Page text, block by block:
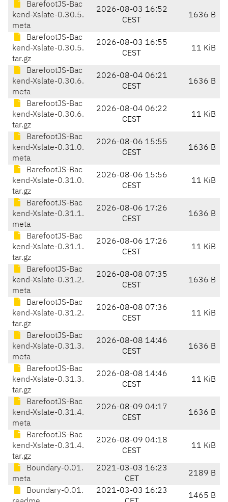
BarefootJS-Bac
kend-Xslate-0.30.5.
meta
2026-08-03 16:52
CEST
1636 B
BarefootJS-Bac
kend-Xslate-0.30.5.
tar.gz
2026-08-03 16:55
CEST
11 KiB
BarefootJS-Bac
kend-Xslate-0.30.6.
meta
2026-08-04 06:21
CEST
1636 B
BarefootJS-Bac
kend-Xslate-0.30.6.
tar.gz
2026-08-04 06:22
CEST
11 KiB
BarefootJS-Bac
kend-Xslate-0.31.0.
meta
2026-08-06 15:55
CEST
1636 B
BarefootJS-Bac
kend-Xslate-0.31.0.
tar.gz
2026-08-06 15:56
CEST
11 KiB
BarefootJS-Bac
kend-Xslate-0.31.1.
meta
2026-08-06 17:26
CEST
1636 B
BarefootJS-Bac
kend-Xslate-0.31.1.
tar.gz
2026-08-06 17:26
CEST
11 KiB
BarefootJS-Bac
kend-Xslate-0.31.2.
meta
2026-08-08 07:35
CEST
1636 B
BarefootJS-Bac
kend-Xslate-0.31.2.
tar.gz
2026-08-08 07:36
CEST
11 KiB
BarefootJS-Bac
kend-Xslate-0.31.3.
meta
2026-08-08 14:46
CEST
1636 B
BarefootJS-Bac
kend-Xslate-0.31.3.
tar.gz
2026-08-08 14:46
CEST
11 KiB
BarefootJS-Bac
kend-Xslate-0.31.4.
meta
2026-08-09 04:17
CEST
1636 B
BarefootJS-Bac
kend-Xslate-0.31.4.
tar.gz
2026-08-09 04:18
CEST
11 KiB
Boundary-0.01.
meta
2021-03-03 16:23
CET
2189 B
Boundary-0.01.
2021-03-03 16:23
1465 B